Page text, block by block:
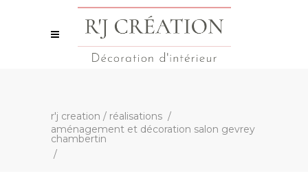
r'j creation / réalisations /
aménagement et décoration salon gevrey
chambertin
/